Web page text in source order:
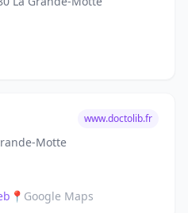
Motte
www.doctolib.fr
📍 Google Maps